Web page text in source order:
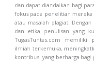
dan dapat diandalkan bagi
fokus pada penelitian
atau masalah plagiat.
dan etika penulisan yang
TugasTuntas.com
ilmiah terkemuka,
kontribusi yang berharga